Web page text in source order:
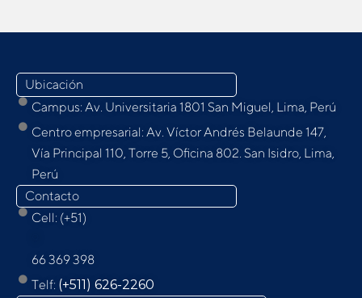
Ubicación
Campus: Av. Universitaria 1801 San Miguel, Lima, Perú
Centro empresarial: Av. Víctor Andrés Belaunde 147,
Vía Principal 110, Torre 5, Oﬁcina 802. San Isidro, Lima,
Perú
Contacto
Cell: (+51)
66 369 398
Telf: (+511) 626-2260